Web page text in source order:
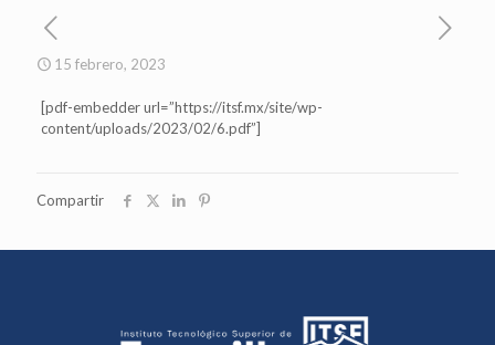
15 febrero, 2023
[pdf-embedder url=”https://itsf.mx/site/wp-
content/uploads/2023/02/6.pdf”]
Compartir